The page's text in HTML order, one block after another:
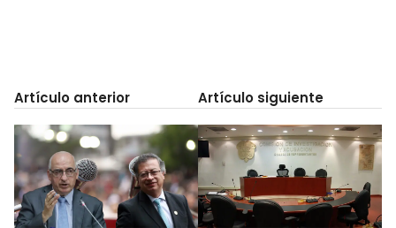
Artículo anterior Artículo siguiente